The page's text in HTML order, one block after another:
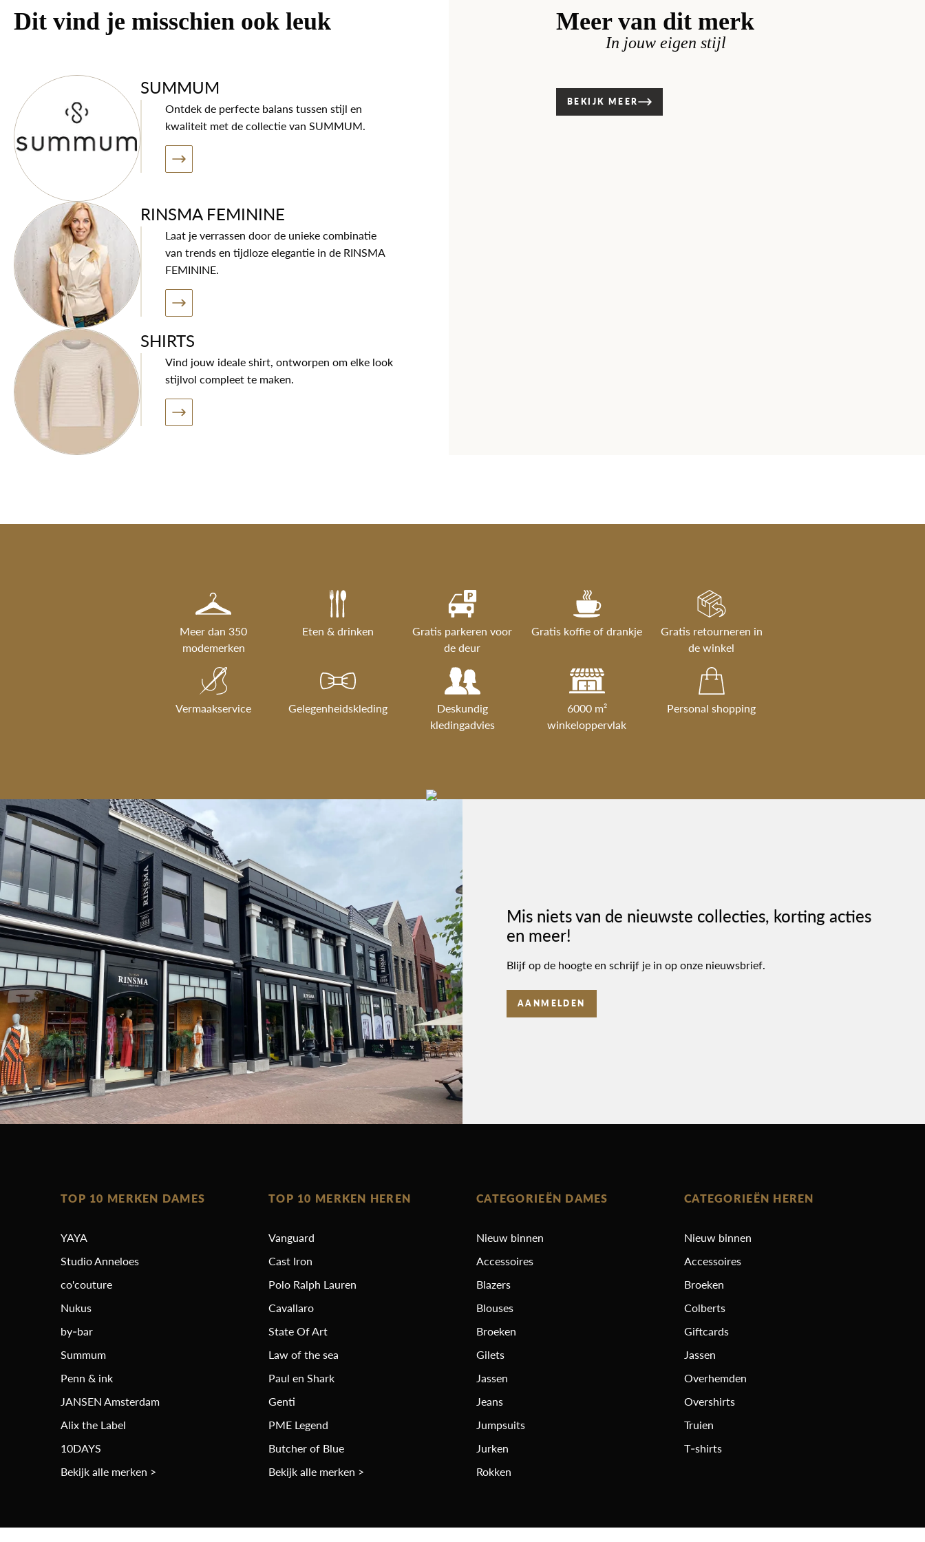
Dit vind je misschien ook leuk
SUMMUM
Ontdek de perfecte balans tussen stijl en
kwaliteit met de collectie van SUMMUM.
RINSMA FEMININE
Laat je verrassen door de unieke combinatie
van trends en tijdloze elegantie in de RINSMA
FEMININE.
SHIRTS
Vind jouw ideale shirt, ontworpen om elke look
stijlvol compleet te maken.
Meer van dit merk
In jouw eigen stijl
BEKIJK MEER
Meer dan 350
modemerken
Eten & drinken
Gratis parkeren voor
de deur
Gratis koffie of drankje
Gratis retourneren in
de winkel
Vermaakservice Gelegenheidskleding
Deskundig
kledingadvies
6000 m²
winkeloppervlak
Personal shopping
Mis niets van de nieuwste collecties, korting acties
en meer!
Blijf op de hoogte en schrijf je in op onze nieuwsbrief.
AANMELDEN
TOP 10 MERKEN DAMES
YAYA
Studio Anneloes
co'couture
Nukus
by-bar
Summum
Penn & ink
JANSEN Amsterdam
Alix the Label
10DAYS
Bekijk alle merken >
TOP 10 MERKEN HEREN
Vanguard
Cast Iron
Polo Ralph Lauren
Cavallaro
State Of Art
Law of the sea
Paul en Shark
Genti
PME Legend
Butcher of Blue
Bekijk alle merken >
CATEGORIEËN DAMES
Nieuw binnen
Accessoires
Blazers
Blouses
Broeken
Gilets
Jassen
Jeans
Jumpsuits
Jurken
Rokken
CATEGORIEËN HEREN
Nieuw binnen
Accessoires
Broeken
Colberts
Giftcards
Jassen
Overhemden
Overshirts
Truien
T-shirts